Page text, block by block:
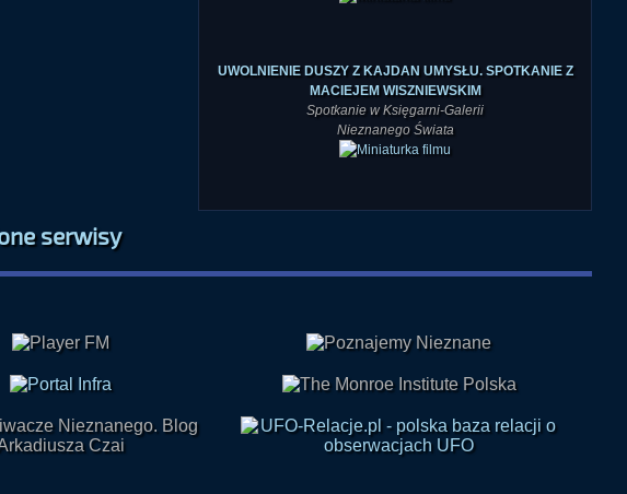
UWOLNIENIE DUSZY Z KAJDAN UMYSŁU. SPOTKANIE Z
MACIEJEM WISZNIEWSKIM
Spotkanie w Księgarni-Galerii
Nieznanego Świata
serwisy